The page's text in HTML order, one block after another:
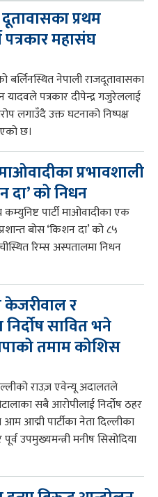
प्रथम
पत्रकार महासंघ
बर्लिनस्थित नेपाली राजदूतावासका
यादवले पत्रकार दीपेन्द्र गजुरेललाई
लगाउँदै उक्त घटनाको निष्पक्ष
छ।
प्रभावशाली
दा’ को निधन
पार्टी माओवादीका एक
बोस ‘किशन दा’ को ८५
रिम्स अस्पतालमा निधन
केजरीवाल र
सावित भने
तमाम कोशिस
राउज़ एवेन्यू अदालतले
सबै आरोपीलाई निर्दोष ठहर
आद्मी पार्टीका नेता दिल्लीका
उपमुख्यमन्त्री मनीष सिसोदिया